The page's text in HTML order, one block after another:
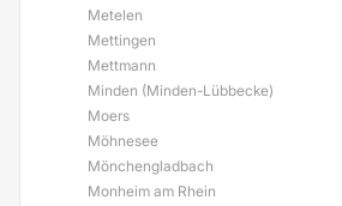
Metelen
Mettingen
Mettmann
Minden (Minden-Lübbecke)
Moers
Möhnesee
Mönchengladbach
Monheim am Rhein